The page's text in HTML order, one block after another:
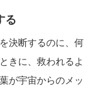
る
決断するのに、何
きに、救われるよ
が宇宙からのメッ